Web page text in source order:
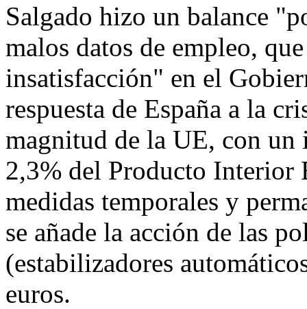
Salgado hizo un balance
malos datos de empleo,
insatisfacción" en el
respuesta de España a la
magnitud de la UE, con un
2,3% del Producto Interior
medidas temporales y
se añade la acción de las
(estabilizadores
euros.